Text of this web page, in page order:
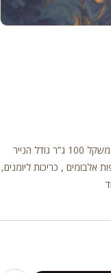
נייר איטלקי מעוצב נטול עץ -פבריאנו ,נטול חומציות. משקל 100 ג”ר גודל הנייר
אלבומים , כריכות ליומנים,